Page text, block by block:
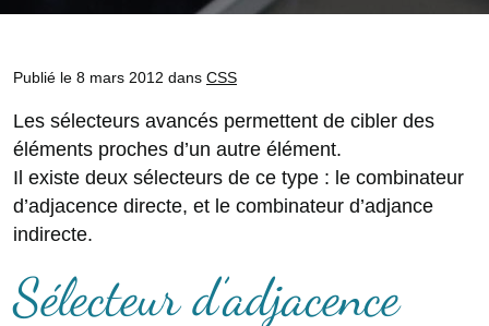
Publié le 8 mars 2012 dans CSS
Les sélecteurs avancés permettent de cibler des
éléments proches d’un autre élément.
Il existe deux sélecteurs de ce type : le combinateur
d’adjacence directe, et le combinateur d’adjance
indirecte.
Sélecteur d’adjacence